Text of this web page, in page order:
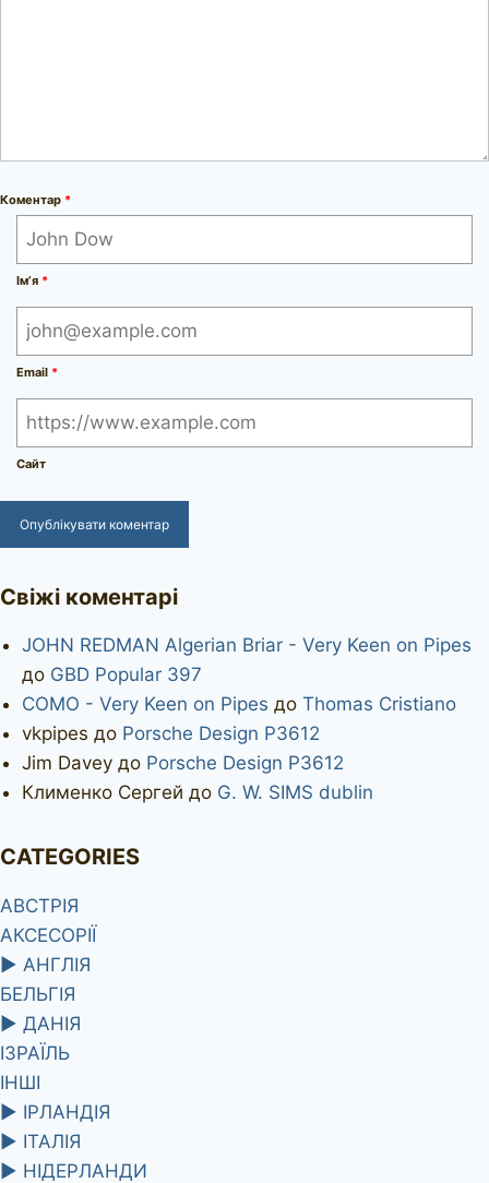
Коментар *
Ім’я *
Email *
Сайт
Свіжі коментарі
JOHN REDMAN Algerian Briar - Very Keen on Pipes
до GBD Popular 397
COMO - Very Keen on Pipes до Thomas Cristiano
vkpipes до Porsche Design P3612
Jim Davey до Porsche Design P3612
Клименко Сергей до G. W. SIMS dublin
CATEGORIES
АВСТРІЯ
АКСЕСОРІЇ
► АНГЛІЯ
БЕЛЬГІЯ
► ДАНІЯ
ІЗРАЇЛЬ
ІНШІ
► ІРЛАНДІЯ
► ІТАЛІЯ
► НІДЕРЛАНДИ